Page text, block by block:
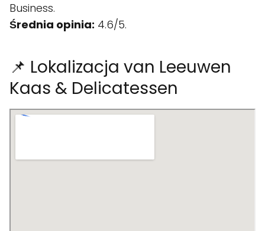
Business.
Średnia opinia: 4.6/5.
📌 Lokalizacja van Leeuwen
Kaas & Delicatessen